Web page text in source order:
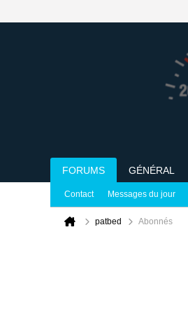
FORUMS GÉNÉRAL
Contact Messages du jour
patbed Abonnés